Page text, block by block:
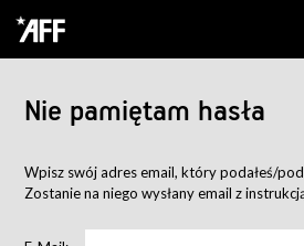
Nie pamiętam hasła
Wpisz swój adres email, który podałeś/
Zostanie na niego wysłany email z